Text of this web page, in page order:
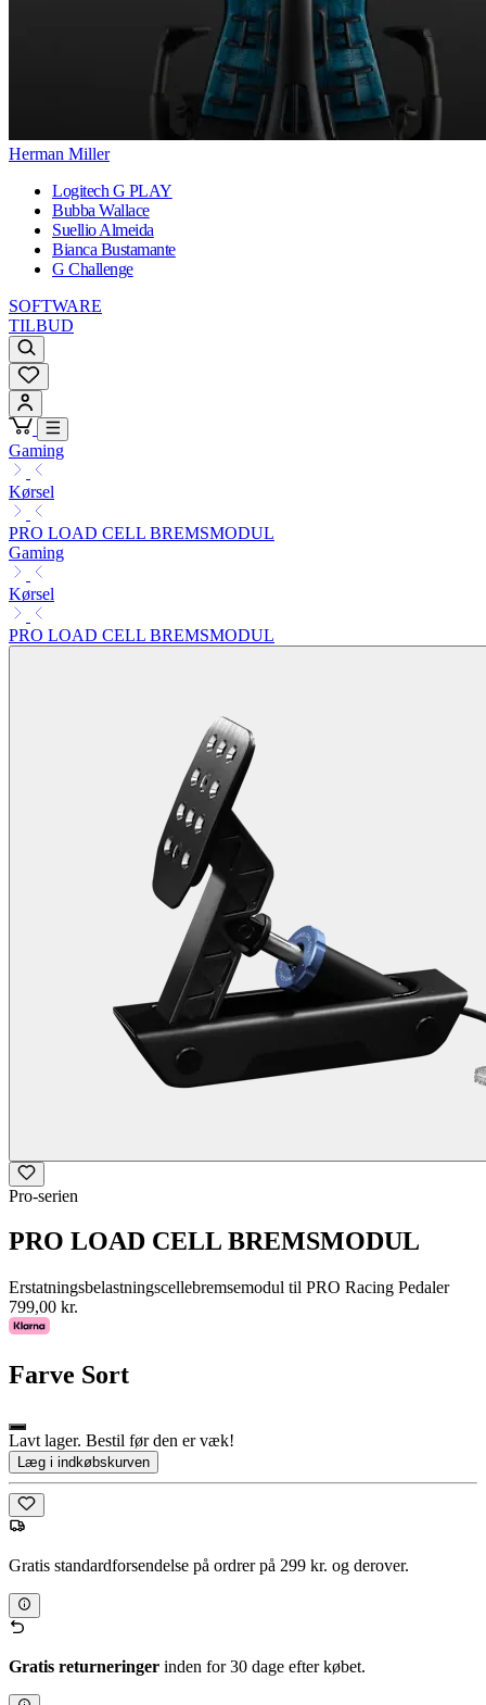
Herman Miller
Logitech G PLAY
Bubba Wallace
Suellio Almeida
Bianca Bustamante
G Challenge
SOFTWARE
TILBUD
Gaming
Kørsel
PRO LOAD CELL BREMSMODUL
Gaming
Kørsel
PRO LOAD CELL BREMSMODUL
Pro-serien
PRO LOAD CELL BREMSMODUL
Erstatningsbelastningscellebremsemodul til PRO Racing Pedaler
799,00 kr.
Farve Sort
Lavt lager. Bestil før den er væk!
Læg i indkøbskurven
Gratis standardforsendelse på ordrer på 299 kr. og derover.
Gratis returneringer inden for 30 dage efter købet.